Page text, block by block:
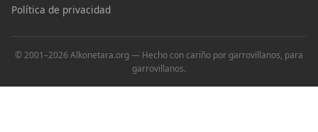
Política de privacidad
© 2001–2026 Alkonetara.org — Hecho con cariño por garrovillanos, para
garrovillanos.